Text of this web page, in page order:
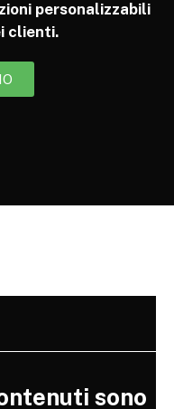
personalizzabili
clienti.
sono